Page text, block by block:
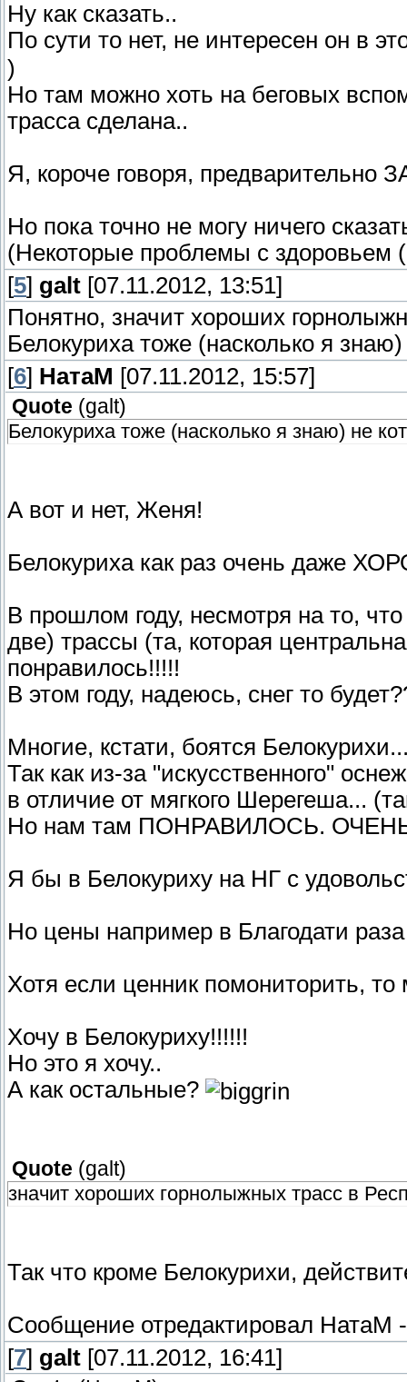
Ну как сказать..
По сути то нет, не интересен он в
)
Но там можно хоть на беговых
трасса сделана..
Я, короче говоря, предварительно
Но пока точно не могу ничего
(Некоторые проблемы с здоровьем
[5] galt [07.11.2012, 13:51]
Понятно, значит хороших
Белокуриха тоже (насколько я
[6] НатаМ [07.11.2012, 15:57]
Quote (galt)
Белокуриха тоже (насколько я знаю) не
А вот и нет, Женя!
Белокуриха как раз очень даже
В прошлом году, несмотря на то,
две) трассы (та, которая
понравилось!!!!!
В этом году, надеюсь, снег то
Многие, кстати, боятся
Так как из-за "искусственного"
в отличие от мягкого Шерегеша...
Но нам там ПОНРАВИЛОСЬ.
Я бы в Белокуриху на НГ с
Но цены например в Благодати
Хотя если ценник помониторить,
Хочу в Белокуриху!!!!!!
Но это я хочу..
А как остальные?
Quote (galt)
значит хороших горнолыжных трасс в
Так что кроме Белокурихи,
Сообщение отредактировал НатаМ
[7] galt [07.11.2012, 16:41]